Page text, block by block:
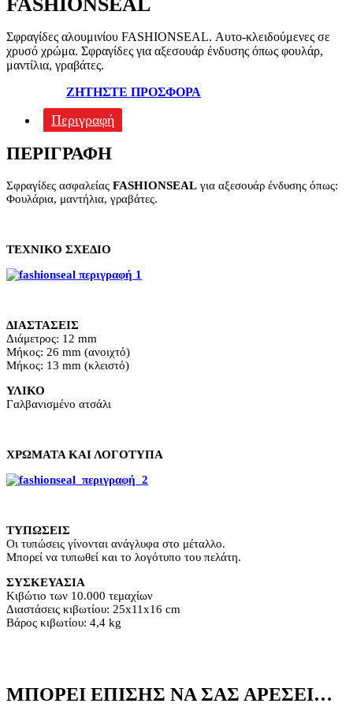
Σφραγίδες αλουμινίου FASHIONSEAL. Αυτο-κλειδούμενες σε
χρυσό χρώμα. Σφραγίδες για αξεσουάρ ένδυσης όπως φουλάρ,
μαντίλια, γραβάτες.
ΖΗΤΗΣΤΕ ΠΡΟΣΦΟΡΑ
Περιγραφή
ΠΕΡΙΓΡΑΦΉ
Σφραγίδες ασφαλείας FASHIONSEAL για αξεσουάρ ένδυσης όπως:
Φουλάρια, μαντήλια, γραβάτες.
ΤΕΧΝΙΚΟ ΣΧΕΔΙΟ
ΔΙΑΣΤΑΣΕΙΣ
Διάμετρος: 12 mm
Μήκος: 26 mm (ανοιχτό)
Μήκος: 13 mm (κλειστό)
ΥΛΙΚΟ
Γαλβανισμένο ατσάλι
ΧΡΩΜΑΤΑ ΚΑΙ ΛΟΓΟΤΥΠΑ
ΤΥΠΩΣΕΙΣ
Οι τυπώσεις γίνονται ανάγλυφα στο μέταλλο.
Μπορεί να τυπωθεί και το λογότυπο του πελάτη.
ΣΥΣΚΕΥΑΣΙΑ
Κιβώτιο των 10.000 τεμαχίων
Διαστάσεις κιβωτίου: 25x11x16 cm
Βάρος κιβωτίου: 4,4 kg
ΜΠΟΡΕΊ ΕΠΊΣΗΣ ΝΑ ΣΑΣ ΑΡΈΣΕΙ…